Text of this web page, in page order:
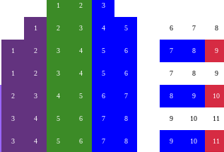
1 2 3
1 2 3 4 5 6 7 8
1 2 3 4 5 6 7 8 9
1 2 3 4 5 6 7 8 9
2 3 4 5 6 7 8 9 10
3 4 5 6 7 8 9 10 11
3 4 5 6 7 8 9 10 11